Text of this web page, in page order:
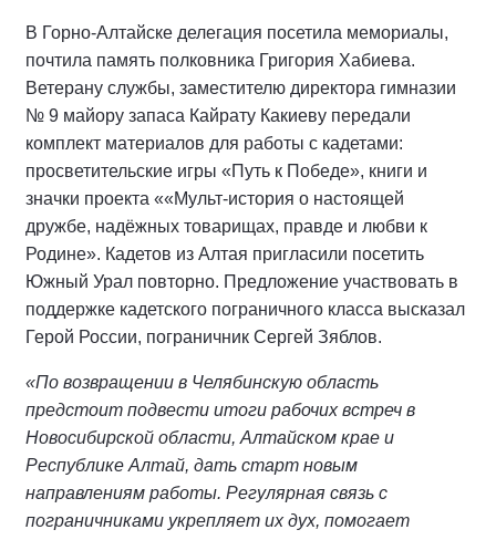
В Горно-Алтайске делегация посетила мемориалы,
почтила память полковника Григория Хабиева.
Ветерану службы, заместителю директора гимназии
№ 9 майору запаса Кайрату Какиеву передали
комплект материалов для работы с кадетами:
просветительские игры «Путь к Победе», книги и
значки проекта ««Мульт-история о настоящей
дружбе, надёжных товарищах, правде и любви к
Родине». Кадетов из Алтая пригласили посетить
Южный Урал повторно. Предложение участвовать в
поддержке кадетского пограничного класса высказал
Герой России, пограничник Сергей Зяблов.
«По возвращении в Челябинскую область
предстоит подвести итоги рабочих встреч в
Новосибирской области, Алтайском крае и
Республике Алтай, дать старт новым
направлениям работы. Регулярная связь с
пограничниками укрепляет их дух, помогает